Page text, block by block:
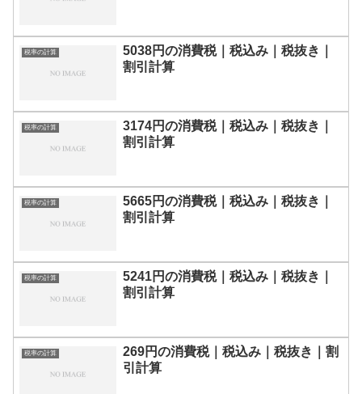
税率の計算
5038円の消費税｜税込み｜税抜き｜
割引計算
税率の計算
3174円の消費税｜税込み｜税抜き｜
割引計算
税率の計算
5665円の消費税｜税込み｜税抜き｜
割引計算
税率の計算
5241円の消費税｜税込み｜税抜き｜
割引計算
税率の計算
269円の消費税｜税込み｜税抜き｜割
引計算